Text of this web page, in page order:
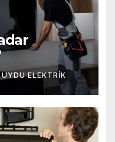
ELEKTRIK